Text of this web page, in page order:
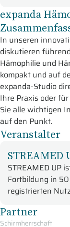
expanda
In unseren
diskutieren
Hämophilie und
kompakt und auf
expanda-Studio
Ihre Praxis oder
Sie alle wichtigen
auf den Punkt.
Veranstalter
STREAMED
STREAMED UP
Fortbildung in
registrierten
Partner
Schirmherrschaft